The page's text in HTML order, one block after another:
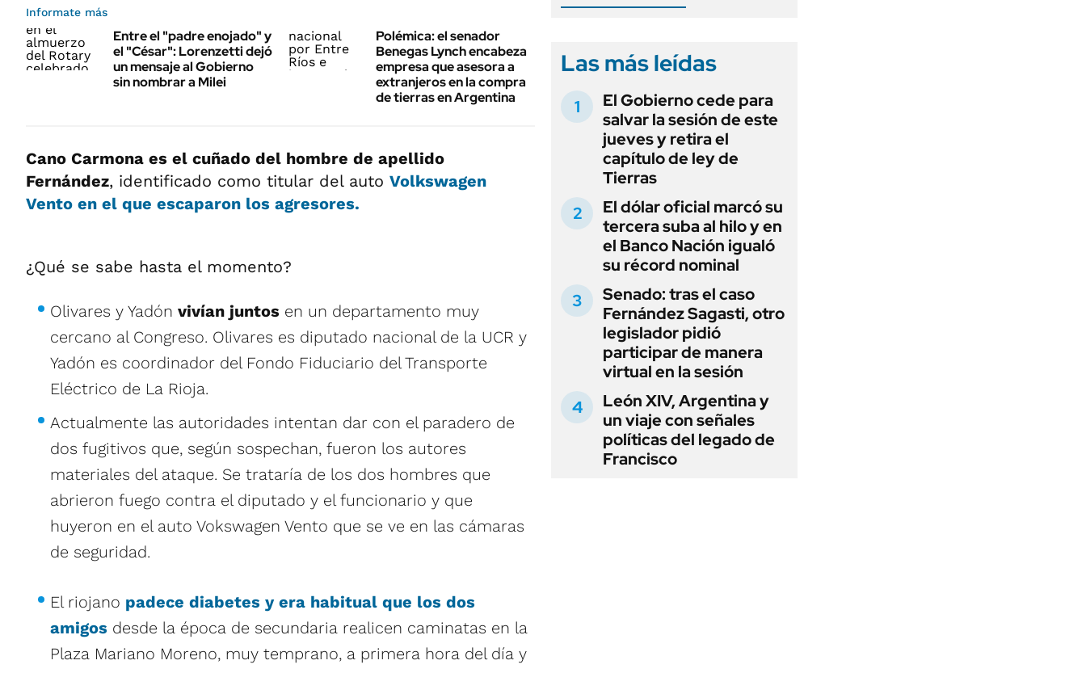
Informate más
Entre el "padre enojado" y
el "César": Lorenzetti dejó
un mensaje al Gobierno
sin nombrar a Milei
Polémica: el senador
Benegas Lynch encabeza
empresa que asesora a
extranjeros en la compra
de tierras en Argentina
Cano Carmona es el cuñado del hombre de apellido
Fernández, identificado como titular del auto Volkswagen
Vento en el que escaparon los agresores.
¿Qué se sabe hasta el momento?
Olivares y Yadón vivían juntos en un departamento muy
cercano al Congreso. Olivares es diputado nacional de la UCR y
Yadón es coordinador del Fondo Fiduciario del Transporte
Eléctrico de La Rioja.
Actualmente las autoridades intentan dar con el paradero de
dos fugitivos que, según sospechan, fueron los autores
materiales del ataque. Se trataría de los dos hombres que
abrieron fuego contra el diputado y el funcionario y que
huyeron en el auto Vokswagen Vento que se ve en las cámaras
de seguridad.
El riojano padece diabetes y era habitual que los dos
amigos desde la época de secundaria realicen caminatas en la
Plaza Mariano Moreno, muy temprano, a primera hora del día y
Las más leídas
El Gobierno cede para
salvar la sesión de este
jueves y retira el
capítulo de ley de
Tierras
El dólar oficial marcó su
tercera suba al hilo y en
el Banco Nación igualó
su récord nominal
Senado: tras el caso
Fernández Sagasti, otro
legislador pidió
participar de manera
virtual en la sesión
León XIV, Argentina y
un viaje con señales
políticas del legado de
Francisco